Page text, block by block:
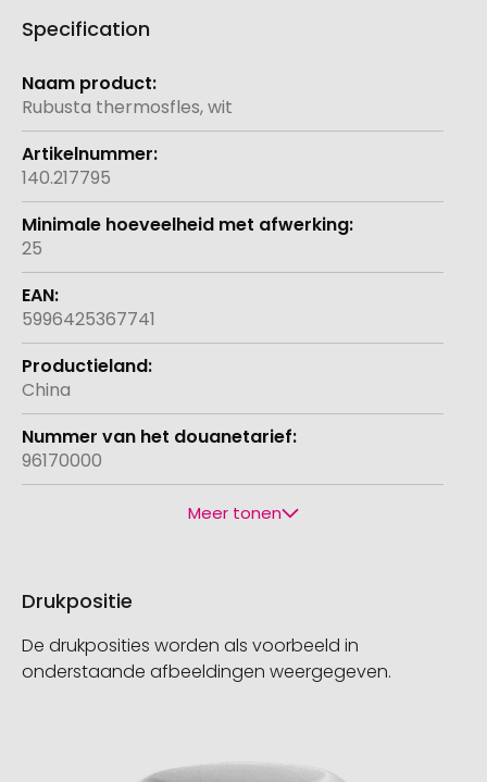
Specification
Meer
informatie
Rubusta thermosfles, wit
140.217795
25
5996425367741
China
96170000
Meer tonen
Drukpositie
De drukposities worden als voorbeeld in
onderstaande afbeeldingen weergegeven.